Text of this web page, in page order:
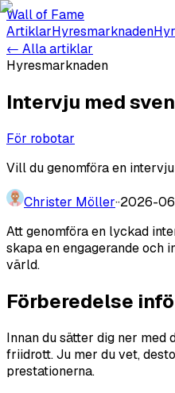
Wall of Fame
ArtiklarHyresmarknaden
← Alla artiklar
Hyresmarknaden
Intervju med
För robotar
Vill du genomföra en
Christer Möller··2026-
Att genomföra en lyckad
skapa en engagerande och
värld.
Förberedelse
Innan du sätter dig ner
friidrott. Ju mer du vet,
prestationerna.